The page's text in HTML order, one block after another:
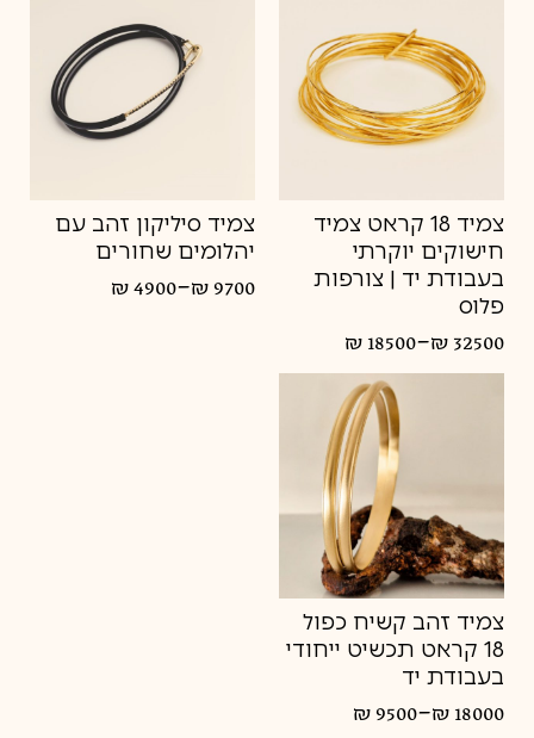
צמיד 18 קראט צמיד
חישוקים יוקרתי
בעבודת יד | צורפות
פלוס
₪ 18500–₪ 32500
טווח
מחירים:
צמיד סיליקון זהב עם
יהלומים שחורים
₪4900–₪9700
טווח
צמיד זהב קשיח כפול
18 קראט תכשיט ייחודי
בעבודת יד
₪9500–₪ 18000
טווח